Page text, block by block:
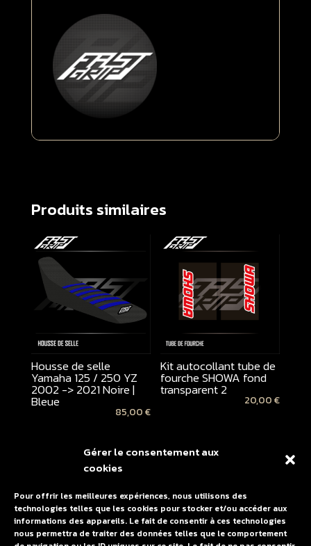
Gérer le consentement aux
cookies
Pour offrir les meilleures expériences, nous utilisons des
technologies telles que les cookies pour stocker et/ou accéder aux
informations des appareils. Le fait de consentir à ces technologies
nous permettra de traiter des données telles que le comportement
Produits similaires
Housse de selle
Yamaha 125 / 250 YZ
2002 -> 2021 Noire |
Bleue
85,00€
Kit autocollant tube de
fourche SHOWA fond
transparent 2
20,00€